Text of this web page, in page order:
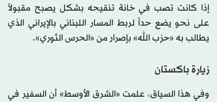
إذا كانت تصب في خانة تنقيحه بشكل يصبح مقبولاً
على نحو يضع حداً لربط المسار اللبناني بالإيراني الذي
يطالب به «حزب الله» بإصرار من «الحرس الثوري».
زيارة باكستان
وفي هذا السياق، علمت «الشرق الأوسط» أن السفير في